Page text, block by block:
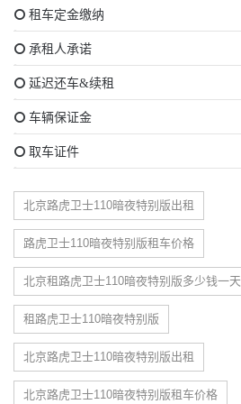
租车定金缴纳
承租人承诺
延迟还车&续租
车辆保证金
取车证件
北京路虎卫士110暗夜特别版出租
路虎卫士110暗夜特别版租车价格
北京租路虎卫士110暗夜特别版多少钱一天
租路虎卫士110暗夜特别版
北京路虎卫士110暗夜特别版出租
北京路虎卫士110暗夜特别版租车价格